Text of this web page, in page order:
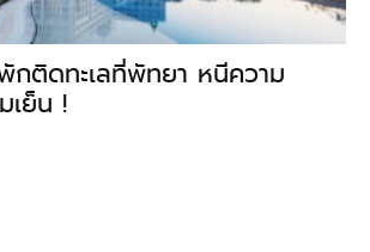
ติดทะเลที่พัทยา หนีความ
เย็น !